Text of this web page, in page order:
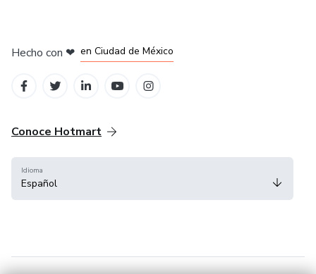
Hecho con ❤ en Ciudad de México
Conoce Hotmart
Idioma
Español